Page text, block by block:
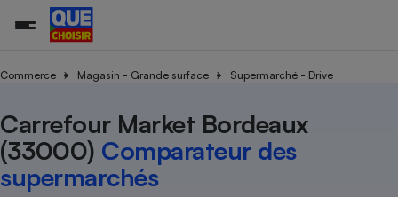
Commerce Magasin - Grande surface Supermarché - Drive
Carrefour Market Bordeaux
(33000) Comparateur des
supermarchés
Organismes de défense
Système judiciaire
Achat - Vente - Travaux
Démarche administrative
Train
Transport aérien
Toutes les actualités
Enquêtes
Guides d'achat
Tous les services
Tous nos combats
Nos actions
Nos grandes victoires
L’association
Nos missions
Notre méthodologie